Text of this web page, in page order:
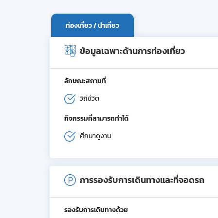
ท่องเที่ยว / นำเที่ยว
ข้อมูลเฉพาะด้านการท่องเที่ยว
ลักษณะสถานที่
วิถีชีวิต
กิจกรรมที่สามารถทำได้
ศึกษาดูงาน
การรองรับการเดินทางและที่จอดรถ
รองรับการเดินทางด้วย